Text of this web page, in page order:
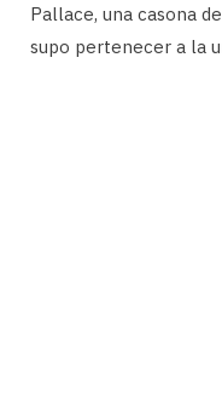
Pallace, una casona
supo pertenecer a la